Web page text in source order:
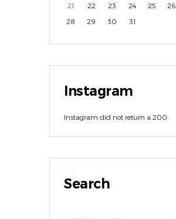
21
22 23 24 25 26
28
29 30 31
Instagram
Instagram did not return a 200.
Search